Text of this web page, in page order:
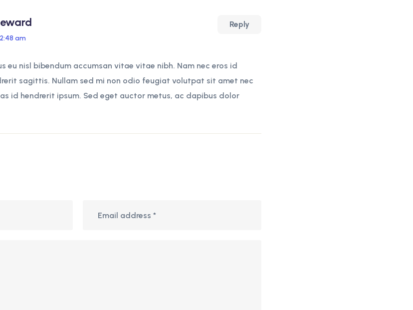
am
eu nisl bibendum accumsan vitae vitae nibh. Nam nec eros id
sagittis. Nullam sed mi non odio feugiat volutpat sit amet nec
id hendrerit ipsum. Sed eget auctor metus, ac dapibus dolor
Reply